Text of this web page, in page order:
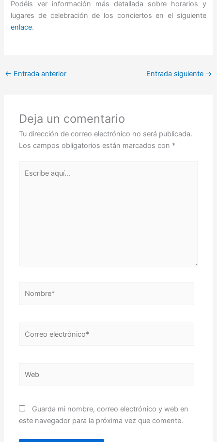
Podéis ver información más detallada sobre horarios y
lugares de celebración de los conciertos en el siguiente
enlace.
← Entrada anterior Entrada siguiente →
Deja un comentario
Tu dirección de correo electrónico no será publicada.
Los campos obligatorios están marcados con *
electrónico*
Guarda mi nombre, correo electrónico y web en
este navegador para la próxima vez que comente.